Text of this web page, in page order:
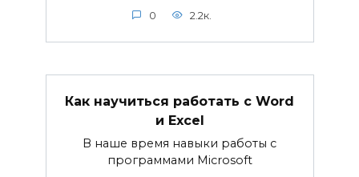
0 2.2к.
Как научиться работать с Word
и Excel
В наше время навыки работы с
программами Microsoft